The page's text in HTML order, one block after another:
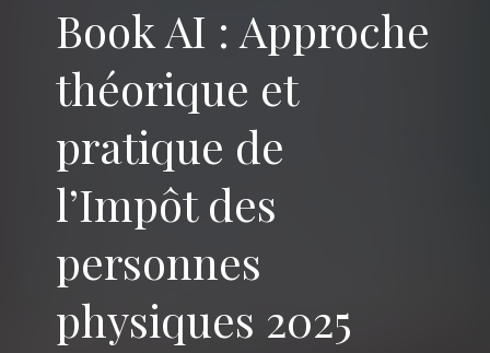
Book AI : Approche
théorique et
pratique de
l’Impôt des
personnes
physiques 2025